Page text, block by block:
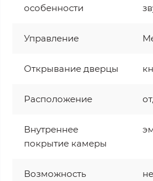
особенности
Управление
Открывание дверцы
Расположение
Внутреннее
покрытие камеры
Возможность